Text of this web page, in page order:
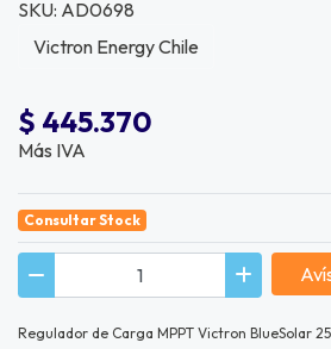
SKU: AD0698
Victron Energy Chile
$ 445.370
Más IVA
Consultar Stock
Regulador de Carga MPPT Victron BlueSolar